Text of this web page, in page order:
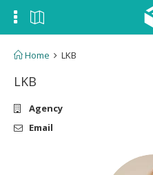
Home LKB
LKB
Agency
Email